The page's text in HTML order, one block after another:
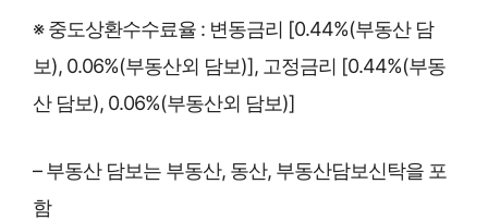
※ 중도상환수수료율 : 변동금리 [0.44%(부동산 담
보), 0.06%(부동산외 담보)], 고정금리 [0.44%(부동
산 담보), 0.06%(부동산외 담보)]
– 부동산 담보는 부동산, 동산, 부동산담보신탁을 포
함